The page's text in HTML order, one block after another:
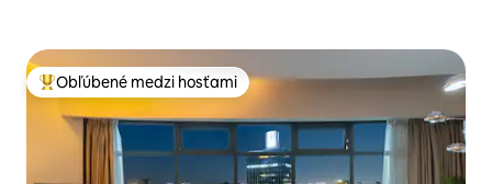
Najobľúbenejšie medzi hosťami
Obľúbené medzi hosťami